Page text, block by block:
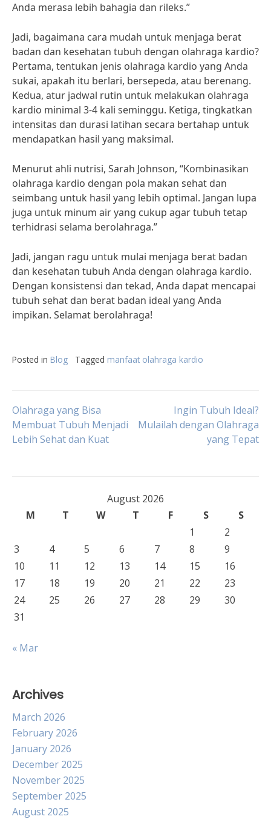
Anda merasa lebih bahagia dan rileks.”
Jadi, bagaimana cara mudah untuk menjaga berat
badan dan kesehatan tubuh dengan olahraga kardio?
Pertama, tentukan jenis olahraga kardio yang Anda
sukai, apakah itu berlari, bersepeda, atau berenang.
Kedua, atur jadwal rutin untuk melakukan olahraga
kardio minimal 3-4 kali seminggu. Ketiga, tingkatkan
intensitas dan durasi latihan secara bertahap untuk
mendapatkan hasil yang maksimal.
Menurut ahli nutrisi, Sarah Johnson, “Kombinasikan
olahraga kardio dengan pola makan sehat dan
seimbang untuk hasil yang lebih optimal. Jangan lupa
juga untuk minum air yang cukup agar tubuh tetap
terhidrasi selama berolahraga.”
Jadi, jangan ragu untuk mulai menjaga berat badan
dan kesehatan tubuh Anda dengan olahraga kardio.
Dengan konsistensi dan tekad, Anda dapat mencapai
tubuh sehat dan berat badan ideal yang Anda
impikan. Selamat berolahraga!
Posted in Blog Tagged manfaat olahraga kardio
Post
navigation
Olahraga yang Bisa
Membuat Tubuh Menjadi
Lebih Sehat dan Kuat
Ingin Tubuh Ideal?
Mulailah dengan Olahraga
yang Tepat
August 2026
M
T W T F S
S
1
2
3
4 5 6 7 8
9
10
11 12 13 14 15
16
17
18 19 20 21 22
23
24
25 26 27 28 29
30
31
« Mar
Archives
March 2026
February 2026
January 2026
December 2025
November 2025
September 2025
August 2025